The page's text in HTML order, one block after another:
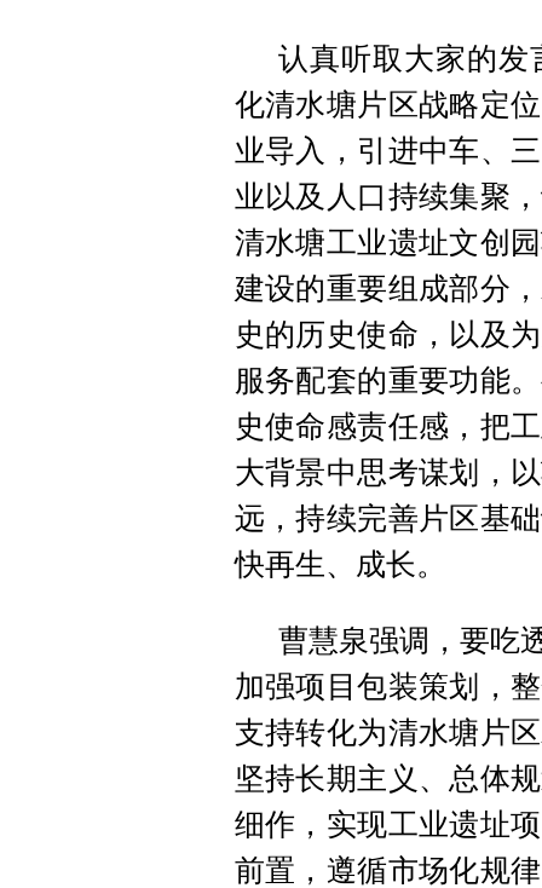
认真听取大家的发
化清水塘片区战略定
业导入，引进中车、
业以及人口持续集聚
清水塘工业遗址文创
建设的重要组成部分
史的历史使命，以及
服务配套的重要功能
史使命感责任感，把
大背景中思考谋划，
远，持续完善片区基
快再生、成长。
曹慧泉强调，要吃
加强项目包装策划，
支持转化为清水塘片
坚持长期主义、总体
细作，实现工业遗址
前置，遵循市场化规